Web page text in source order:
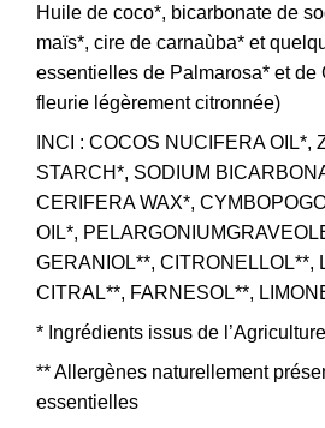
Huile de coco*, bicarbonate de
maïs*, cire de carnaùba* et
essentielles de Palmarosa* et de
fleurie légèrement citronnée)
INCI : COCOS NUCIFERA OIL*,
STARCH*, SODIUM
CERIFERA WAX*,
OIL*,
GERANIOL**, CITRONELLOL**,
CITRAL**, FARNESOL**,
* Ingrédients issus de
** Allergènes naturellement
essentielles